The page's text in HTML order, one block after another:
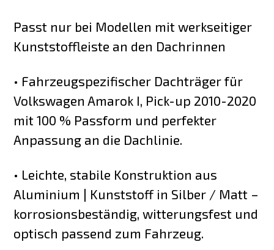
Passt nur bei Modellen mit werkseitiger
Kunststoffleiste an den Dachrinnen
• Fahrzeugspezifischer Dachträger für
Volkswagen Amarok I, Pick-up 2010-2020
mit 100 % Passform und perfekter
Anpassung an die Dachlinie.
• Leichte, stabile Konstruktion aus
Aluminium | Kunststoff in Silber / Matt –
korrosionsbeständig, witterungsfest und
optisch passend zum Fahrzeug.